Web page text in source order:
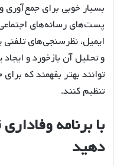
بسیار خوبی برای جمع‌آوری
پست‌های رسانه‌های
ایمیل، نظرسنجی‌های
و تحلیل آن بازخورد و
توانند بهتر بفهمند که
تنظیم کنند.
با برنامه
دهید